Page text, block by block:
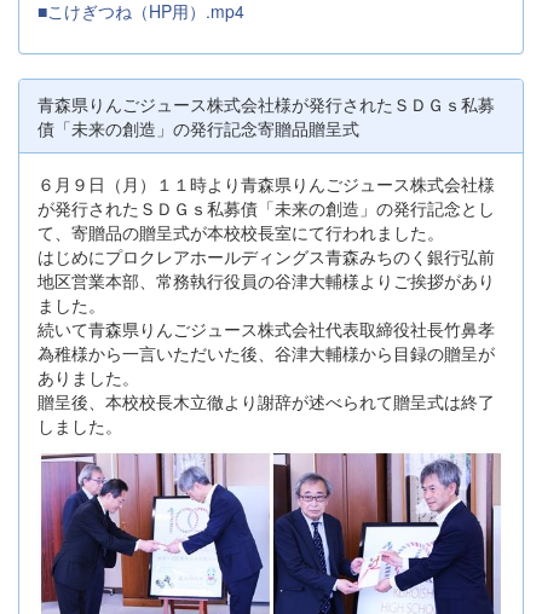
■こけぎつね（HP用）.mp4
青森県りんごジュース株式会社様が発行されたＳＤＧｓ私募
債「未来の創造」の発行記念寄贈品贈呈式
６月９日（月）１１時より青森県りんごジュース株式会社様
が発行されたＳＤＧｓ私募債「未来の創造」の発行記念とし
て、寄贈品の贈呈式が本校校長室にて行われました。
はじめにプロクレアホールディングス青森みちのく銀行弘前
地区営業本部、常務執行役員の谷津大輔様よりご挨拶があり
ました。
続いて青森県りんごジュース株式会社代表取締役社長竹鼻孝
為稚様から一言いただいた後、谷津大輔様から目録の贈呈が
ありました。
贈呈後、本校校長木立徹より謝辞が述べられて贈呈式は終了
しました。